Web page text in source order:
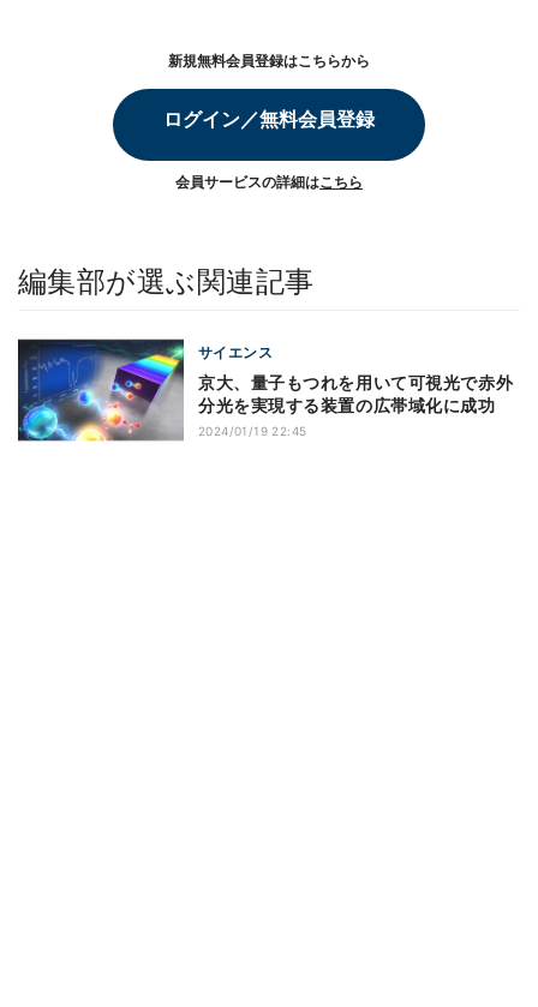
新規無料会員登録はこちらから
ログイン／無料会員登録
会員サービスの詳細はこちら
編集部が選ぶ関連記事
サイエンス
京大、量子もつれを用いて可視光で赤外
分光を実現する装置の広帯域化に成功
2024/01/19 22:45